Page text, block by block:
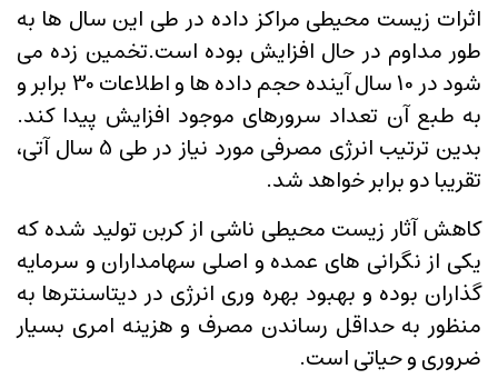
اثرات زیست محیطی مراکز داده در طی این سال ها به
طور مداوم در حال افزایش بوده است.تخمین زده می
شود در 10 سال آینده حجم داده ها و اطلاعات 30 برابر و
به طبع آن تعداد سرورهای موجود افزایش پیدا کند.
بدین ترتیب انرژی مصرفی مورد نیاز در طی 5 سال آتی،
تقریبا دو برابر خواهد شد.
کاهش آثار زیست محیطی ناشی از کربن تولید شده که
یکی از نگرانی های عمده و اصلی سهامداران و سرمایه
گذاران بوده و بهبود بهره وری انرژی در دیتاسنترها به
منظور به حداقل رساندن مصرف و هزینه امری بسیار
ضروری و حیاتی است.